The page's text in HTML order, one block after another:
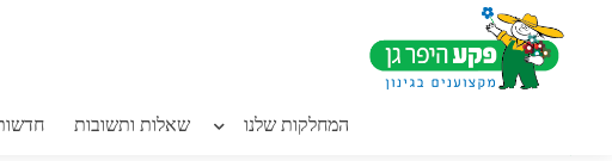
המחלקות שלנו שאלות ותשובות
/ קרטון אבוקדו 4 קג